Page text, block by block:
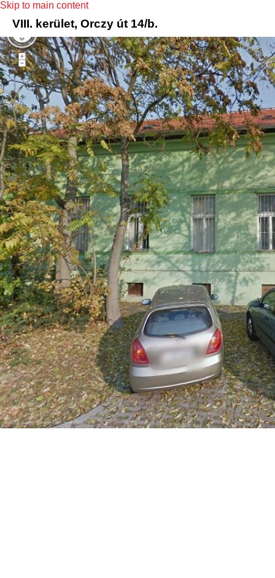
Skip to main content
VIII. kerület, Orczy út 14/b.